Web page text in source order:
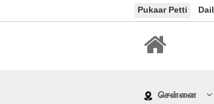
Pukaar Petti
சென்னை